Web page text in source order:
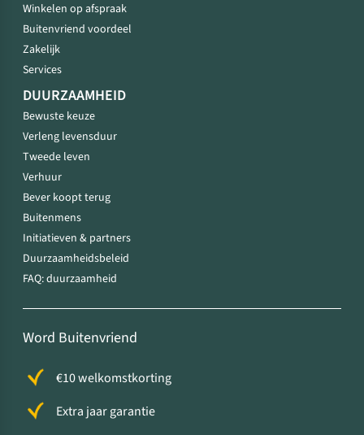
Winkelen op afspraak
Buitenvriend voordeel
Zakelijk
Services
DUURZAAMHEID
Bewuste keuze
Verleng levensduur
Tweede leven
Verhuur
Bever koopt terug
Buitenmens
Initiatieven & partners
Duurzaamheidsbeleid
FAQ: duurzaamheid
Word Buitenvriend
€10 welkomstkorting
Extra jaar garantie